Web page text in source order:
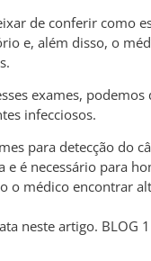
de conferir como
e, além disso, o
exames, podemos
infecciosos.
para detecção do
é necessário para
o médico encontrar
neste artigo. BLOG